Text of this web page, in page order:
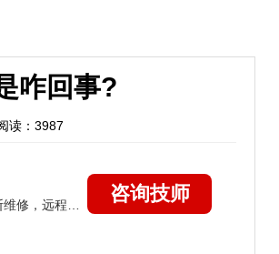
咋回事?
读：3987
咨询技师